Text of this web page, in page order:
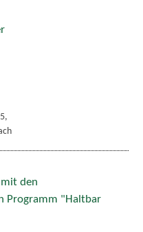
mit den
Programm "Haltbar